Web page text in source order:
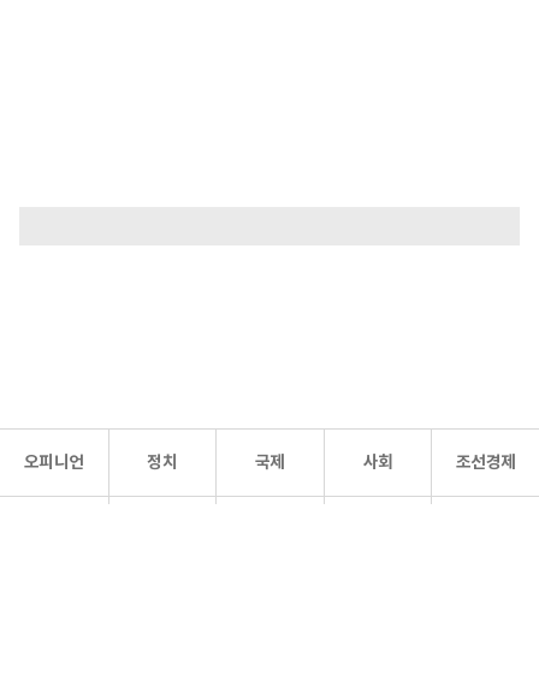
오피니언 정치 국제 사회 조선경제